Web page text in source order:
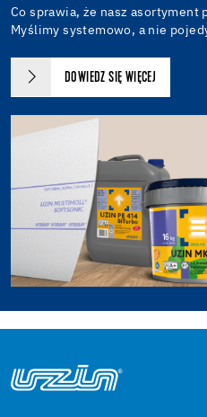
Co sprawia, że nasz
Myślimy systemowo, a nie
DOWIEDZ SIĘ WIĘCEJ